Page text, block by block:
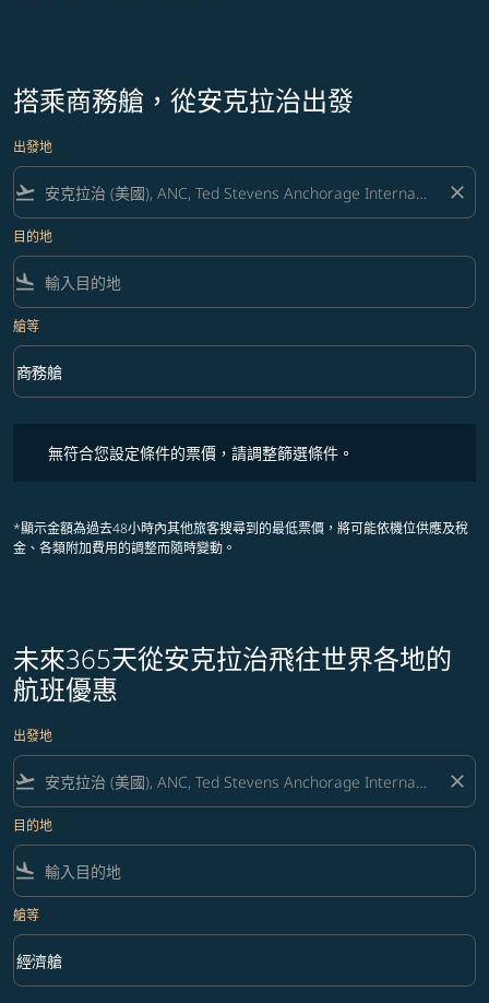
搭乘商務艙，從安克拉治出發
出發地
flight_takeoff close
目的地
flight_land
艙等
艙等 option 商務艙 Selected
商務艙
keyboard_arrow_down
無符合您設定條件的票價，請調整篩選條件。
*顯示金額為過去48小時內其他旅客搜尋到的最低票價，將可能依機位供應及稅
金、各類附加費用的調整而隨時變動。
未來365天從安克拉治飛往世界各地的
航班優惠
出發地
flight_takeoff close
目的地
flight_land
艙等
艙等 option 經濟艙 Selected
經濟艙
keyboard_arrow_down